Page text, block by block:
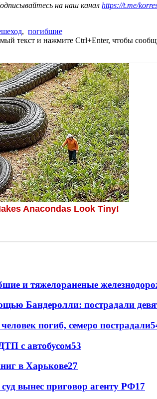
на наш канал https://t.me/
, погибшие
текст и нажмите Ctrl+Enter, чтобы
и тяжелораненые
Бандеролли: пострадали
погиб, семеро пострадали
с автобусом53
в Харькове27
вынес приговор агенту РФ17